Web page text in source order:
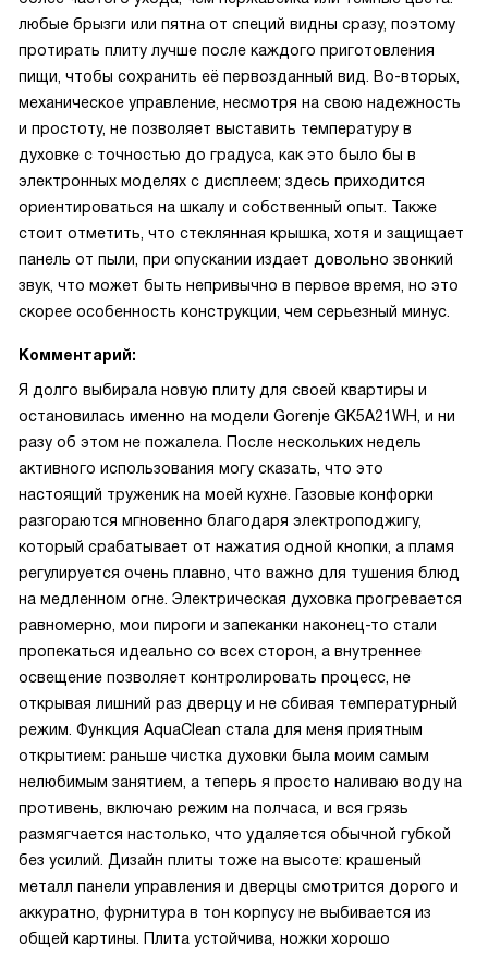
любые брызги или пятна от специй видны сразу, поэтому
протирать плиту лучше после каждого приготовления
пищи, чтобы сохранить её первозданный вид. Во-вторых,
механическое управление, несмотря на свою надежность
и простоту, не позволяет выставить температуру в
духовке с точностью до градуса, как это было бы в
электронных моделях с дисплеем; здесь приходится
ориентироваться на шкалу и собственный опыт. Также
стоит отметить, что стеклянная крышка, хотя и защищает
панель от пыли, при опускании издает довольно звонкий
звук, что может быть непривычно в первое время, но это
скорее особенность конструкции, чем серьезный минус.
Комментарий:
Я долго выбирала новую плиту для своей квартиры и
остановилась именно на модели Gorenje GK5A21WH, и ни
разу об этом не пожалела. После нескольких недель
активного использования могу сказать, что это
настоящий труженик на моей кухне. Газовые конфорки
разгораются мгновенно благодаря электроподжигу,
который срабатывает от нажатия одной кнопки, а пламя
регулируется очень плавно, что важно для тушения блюд
на медленном огне. Электрическая духовка прогревается
равномерно, мои пироги и запеканки наконец-то стали
пропекаться идеально со всех сторон, а внутреннее
освещение позволяет контролировать процесс, не
открывая лишний раз дверцу и не сбивая температурный
режим. Функция AquaClean стала для меня приятным
открытием: раньше чистка духовки была моим самым
нелюбимым занятием, а теперь я просто наливаю воду на
противень, включаю режим на полчаса, и вся грязь
размягчается настолько, что удаляется обычной губкой
без усилий. Дизайн плиты тоже на высоте: крашеный
металл панели управления и дверцы смотрится дорого и
аккуратно, фурнитура в тон корпусу не выбивается из
общей картины. Плита устойчива, ножки хорошо